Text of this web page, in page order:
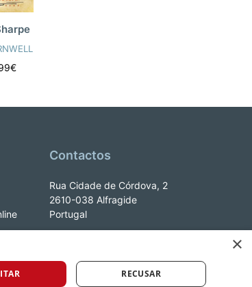
Contactos
Rua Cidade de Córdova, 2
2610-038 Alfragide
Portugal
×
RECUSAR